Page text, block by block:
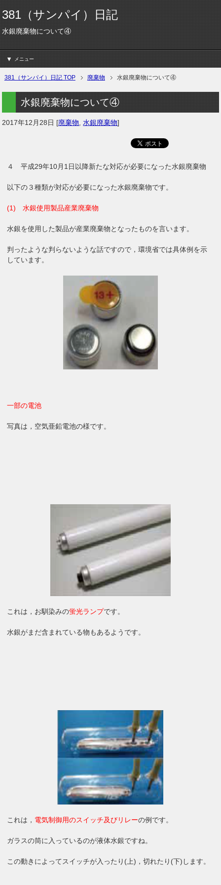
381（サンパイ）日記
水銀廃棄物について④
メニュー
381（サンパイ）日記 TOP 廃棄物 水銀廃棄物について④
水銀廃棄物について④
2017年12月28日 [廃棄物 ,水銀廃棄物]
４ 平成29年10月1日以降新たな対応が必要になった水銀廃棄物
以下の３種類が対応が必要になった水銀廃棄物です。
(1) 水銀使用製品産業廃棄物
水銀を使用した製品が産業廃棄物となったものを言います。
判ったような判らないような話ですので，環境省では具体例を示
しています。
一部の電池
写真は，空気亜鉛電池の様です。
これは，お馴染みの蛍光ランプです。
水銀がまだ含まれている物もあるようです。
これは， 電気制御用のスイッチ及びリレーの例です。
ガラスの筒に入っているのが液体水銀ですね。
この動きによってスイッチが入ったり(上)，切れたり(下)します。